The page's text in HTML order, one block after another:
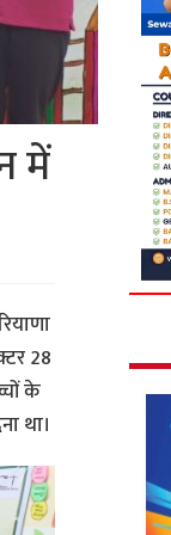
में
28
के
था।